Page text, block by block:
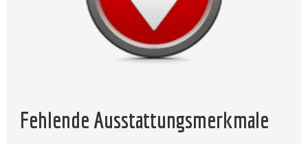
Fehlende Ausstattungsmerkmale